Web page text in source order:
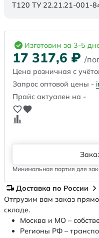
Т120 ТУ 22.21.21-001-
Изготовим за 3-5
17 317,6 ₽ /
Цена розничная с
Запрос оптовой цены -
Прайс актуален на -
Минимальная партия для
Доставка по России
Отгрузим вам заказ
складе.
Москва и МО –
Регионы РФ –